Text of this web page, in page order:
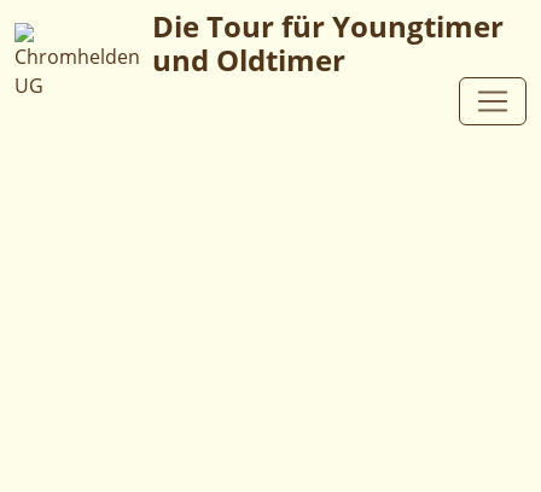
Die Tour für Youngtimer
und Oldtimer